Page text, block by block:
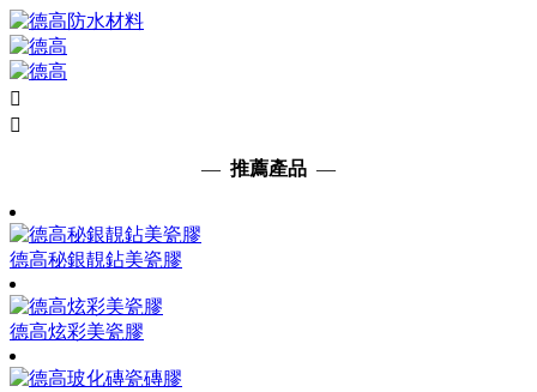


— 推薦產品 —
德高秘銀靚鉆美瓷膠
德高炫彩美瓷膠